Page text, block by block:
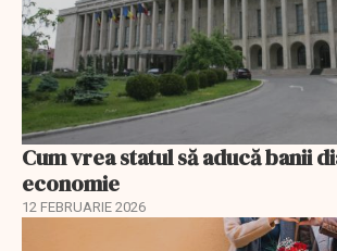
Cum vrea statul să aducă banii
economie
12 FEBRUARIE 2026